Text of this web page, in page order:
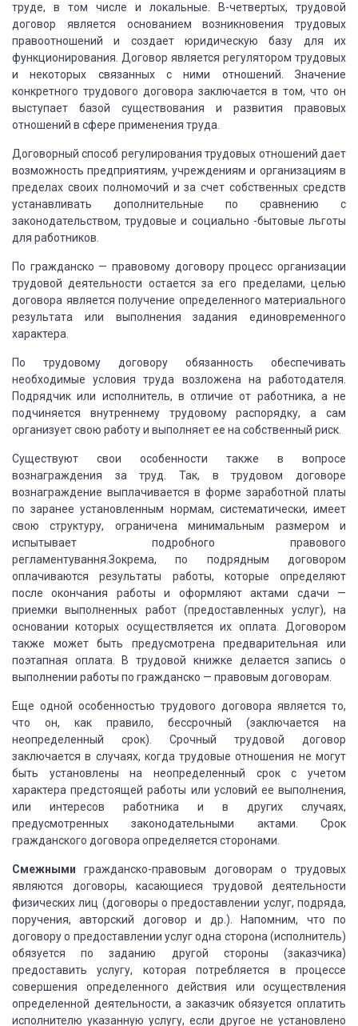
труде, в том числе и локальные. В-четвертых, трудовой
договор является основанием возникновения трудовых
правоотношений и создает юридическую базу для их
функционирования. Договор является регулятором трудовых
и некоторых связанных с ними отношений. Значение
конкретного трудового договора заключается в том, что он
выступает базой существования и развития правовых
отношений в сфере применения труда.
Договорный способ регулирования трудовых отношений дает
возможность предприятиям, учреждениям и организациям в
пределах своих полномочий и за счет собственных средств
устанавливать дополнительные по сравнению с
законодательством, трудовые и социально -бытовые льготы
для работников.
По гражданско — правовому договору процесс организации
трудовой деятельности остается за его пределами, целью
договора является получение определенного материального
результата или выполнения задания единовременного
характера.
По трудовому договору обязанность обеспечивать
необходимые условия труда возложена на работодателя.
Подрядчик или исполнитель, в отличие от работника, а не
подчиняется внутреннемутрудовому распорядку, а сам
организует свою работу и выполняет ее на собственный риск.
Существуют свои особенности также в вопросе
вознаграждения за труд. Так, в трудовом договоре
вознаграждение выплачивается в форме заработной платы
по заранее установленным нормам, систематически, имеет
свою структуру, ограничена минимальным размером и
испытывает подробного правового
регламентування.Зокрема, по подрядным договором
оплачиваются результаты работы, которые определяют
после окончания работы и оформляют актами сдачи —
приемки выполненных работ (предоставленных услуг), на
основании которых осуществляется их оплата. Договором
также может быть предусмотрена предварительная или
поэтапная оплата. В трудовой книжке делается запись о
выполнении работы по гражданско — правовым договорам.
Еще одной особенностью трудового договора является то,
что он, как правило, бессрочный (заключается на
неопределенный срок). Срочный трудовой договор
заключается в случаях, когда трудовые отношения не могут
быть установлены на неопределенный срок с учетом
характера предстоящей работы или условий ее выполнения,
или интересов работника и в других случаях,
предусмотренных законодательными актами. Срок
гражданского договора определяется сторонами.
Смежными гражданско-правовым договорам о трудовых
являются договоры, касающиеся трудовой деятельности
физических лиц (договоры о предоставлении услуг, подряда,
поручения, авторский договор и др.). Напомним, что по
договору о предоставлении услуг одна сторона (исполнитель)
обязуется по заданию другой стороны (заказчика)
предоставить услугу, которая потребляется в процессе
совершения определенного действия или осуществления
определенной деятельности, а заказчик обязуется оплатить
исполнителю указанную услугу, если другое не установлено